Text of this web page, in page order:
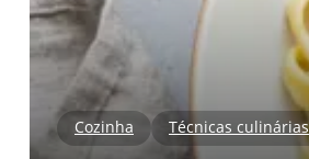
Cozinha Técnicas culinárias